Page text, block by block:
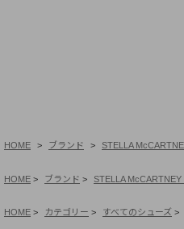
HOME ブランド STELLA
HOME ブランド STELLA McCARTNEY
HOME カテゴリー すべてのシューズ